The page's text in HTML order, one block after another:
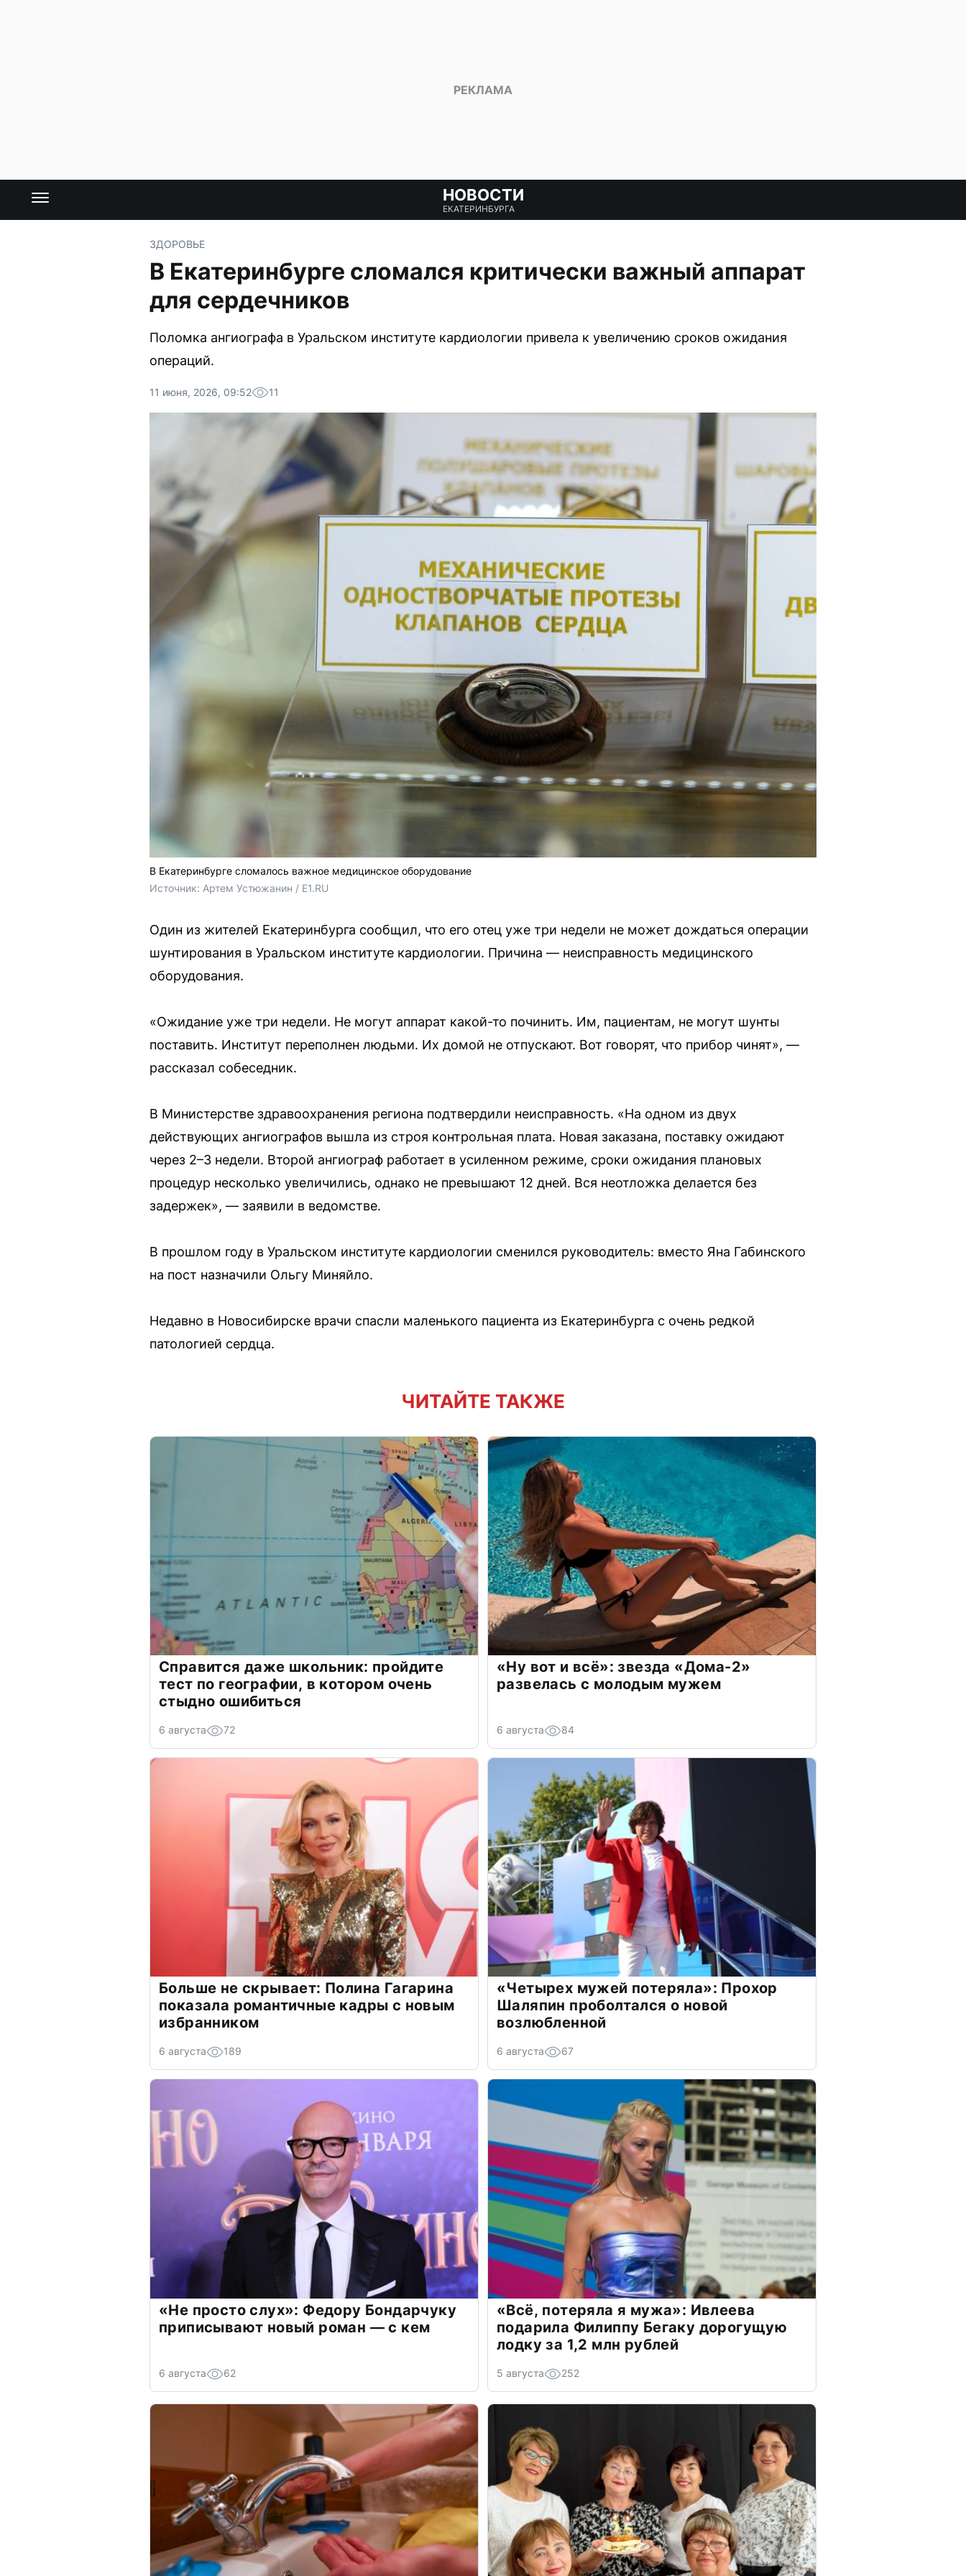
НОВОСТИ
ЕКАТЕРИНБУРГА
ЗДОРОВЬЕ
В Екатеринбурге сломался критически важный аппарат
для сердечников
Поломка ангиографа в Уральском институте кардиологии привела к увеличению сроков ожидания
операций.
11 июня, 2026, 09:52 11
В Екатеринбурге сломалось важное медицинское оборудование
Источник: Артем Устюжанин / E1.RU
Один из жителей Екатеринбурга сообщил, что его отец уже три недели не может дождаться операции
шунтирования в Уральском институте кардиологии. Причина — неисправность медицинского
оборудования.
«Ожидание уже три недели. Не могут аппарат какой-то починить. Им, пациентам, не могут шунты
поставить. Институт переполнен людьми. Их домой не отпускают. Вот говорят, что прибор чинят», —
рассказал собеседник.
В Министерстве здравоохранения региона подтвердили неисправность. «На одном из двух
действующих ангиографов вышла из строя контрольная плата. Новая заказана, поставку ожидают
через 2–3 недели. Второй ангиограф работает в усиленном режиме, сроки ожидания плановых
процедур несколько увеличились, однако не превышают 12 дней. Вся неотложка делается без
задержек», — заявили в ведомстве.
В прошлом году в Уральском институте кардиологии сменился руководитель: вместо Яна Габинского
на пост назначили Ольгу Миняйло.
Недавно в Новосибирске врачи спасли маленького пациента из Екатеринбурга с очень редкой
патологией сердца.
ЧИТАЙТЕ ТАКЖЕ
Справится даже школьник: пройдите
тест по географии, в котором очень
стыдно ошибиться
6 августа 72
«Ну вот и всё»: звезда «Дома-2»
развелась с молодым мужем
6 августа 84
Больше не скрывает: Полина Гагарина
показала романтичные кадры с новым
избранником
6 августа 189
«Четырех мужей потеряла»: Прохор
Шаляпин проболтался о новой
возлюбленной
6 августа 67
«Не просто слух»: Федору Бондарчуку
приписывают новый роман — с кем
6 августа 62
«Всё, потеряла я мужа»: Ивлеева
подарила Филиппу Бегаку дорогущую
лодку за 1,2 млн рублей
5 августа 252